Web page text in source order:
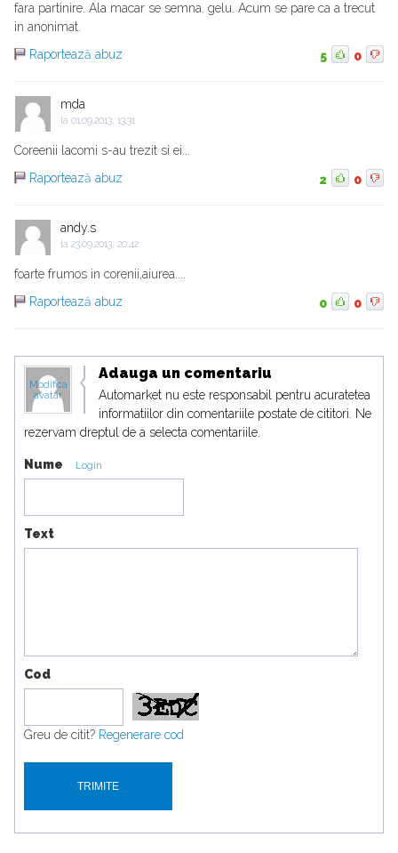
fara partinire. Ala macar se semna. gelu. Acum se pare ca a trecut
in anonimat.
Raportează abuz
5 0
mda
la 01.09.2013, 13:31
Coreenii lacomi s-au trezit si ei...
Raportează abuz
2 0
andy.s
la 23.09.2013, 20:42
foarte frumos in corenii,aiurea....
Raportează abuz
0 0
Modifica
avatar
Adauga un comentariu
Automarket nu este responsabil pentru acuratetea
informatiilor din comentariile postate de cititori. Ne
rezervam dreptul de a selecta comentariile.
Nume Login
Text
Cod
Greu de citit? Regenerare cod